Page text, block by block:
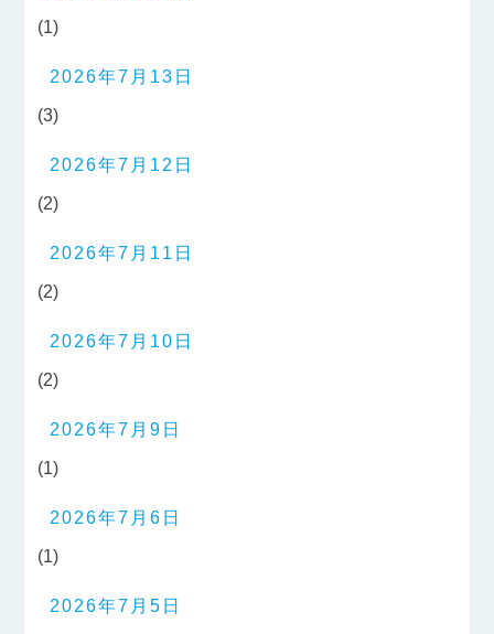
(1)
2026年7月13日
(3)
2026年7月12日
(2)
2026年7月11日
(2)
2026年7月10日
(2)
2026年7月9日
(1)
2026年7月6日
(1)
2026年7月5日